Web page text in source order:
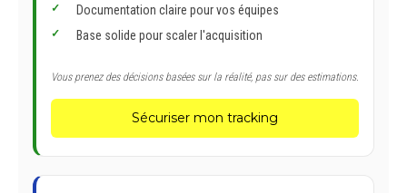
Documentation claire pour vos équipes
Base solide pour scaler l'acquisition
Vous prenez des décisions basées sur la réalité, pas sur des estimations.
Sécuriser mon tracking